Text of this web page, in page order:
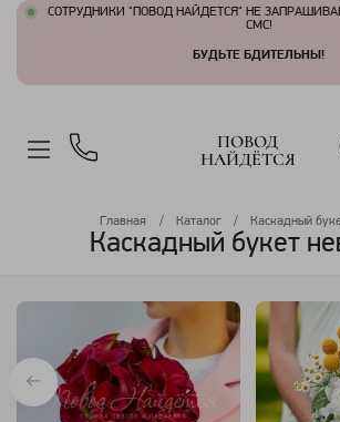
СОТРУДНИКИ "ПОВОД НАЙДЕТСЯ" НЕ
СМС!
БУДЬТЕ БДИТЕЛЬНЫ!
ПОВОД
НАЙДЁТСЯ
Главная Каталог Каскадный
Каскадный букет